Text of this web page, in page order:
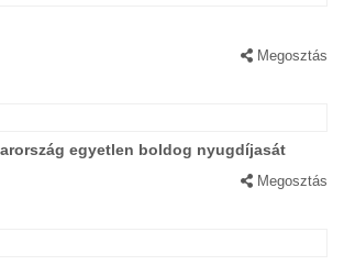
Megosztás
egyetlen boldog nyugdíjasát
Megosztás